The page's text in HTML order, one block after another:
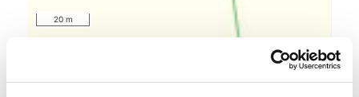
20 m